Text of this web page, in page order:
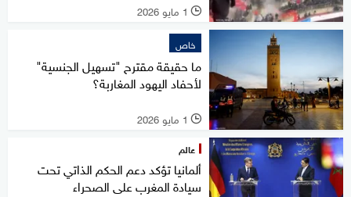
l 1 مايو 2026
خاص
ما حقيقة مقترح "تسهيل الجنسية"
لأحفاد اليهود المغاربة؟
l 1 مايو 2026
عالم
ألمانيا تؤكد دعم الحكم الذاتي تحت
سيادة المغرب على الصحراء